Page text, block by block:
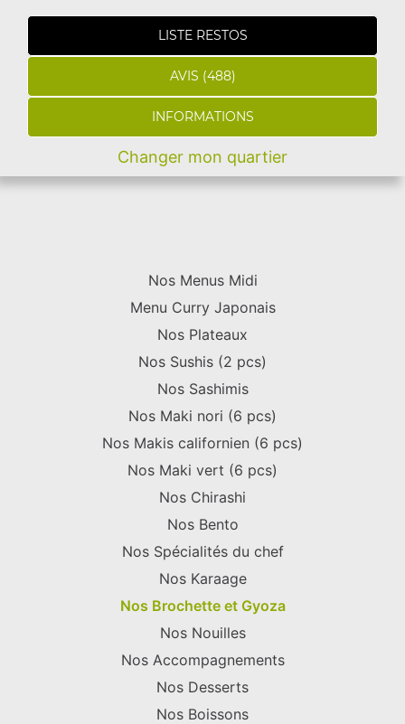
LISTE RESTOS
AVIS (488)
INFORMATIONS
Changer mon quartier
Nos Menus Midi
Menu Curry Japonais
Nos Plateaux
Nos Sushis (2 pcs)
Nos Sashimis
Nos Maki nori (6 pcs)
Nos Makis californien (6 pcs)
Nos Maki vert (6 pcs)
Nos Chirashi
Nos Bento
Nos Spécialités du chef
Nos Karaage
Nos Brochette et Gyoza
Nos Nouilles
Nos Accompagnements
Nos Desserts
Nos Boissons